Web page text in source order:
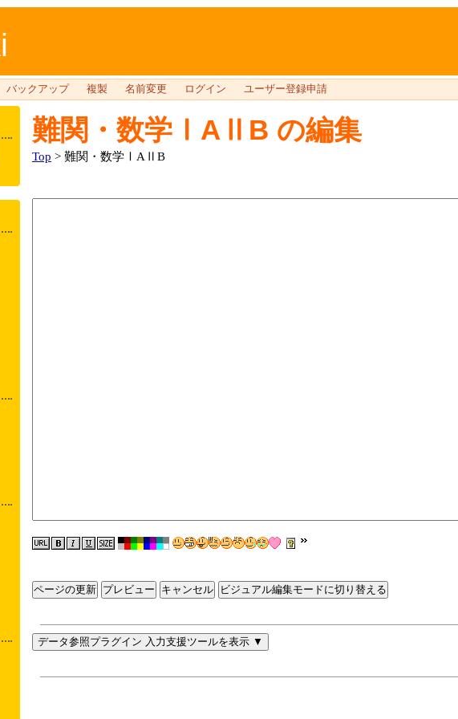
バックアップ 複製 名前変更 ログイン ユーザー登録申請
難関・数学ⅠAⅡB の編集
Top > 難関・数学ⅠAⅡB
ページの更新 ビジュアル編集モードに切り替える
データ参照プラグイン 入力支援ツールを表示 ▼